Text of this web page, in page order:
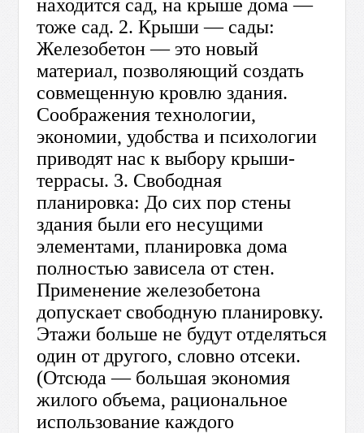
находится сад, на крыше дома —
тоже сад. 2. Крыши — сады:
Железобетон — это новый
материал, позволяющий создать
совмещенную кровлю здания.
Соображения технологии,
экономии, удобства и психологии
приводят нас к выбору крыши-
террасы. 3. Свободная
планировка: До сих пор стены
здания были его несущими
элементами, планировка дома
полностью зависела от стен.
Применение железобетона
допускает свободную планировку.
Этажи больше не будут отделяться
один от другого, словно отсеки.
(Отсюда — большая экономия
жилого объема, рациональное
использование каждого